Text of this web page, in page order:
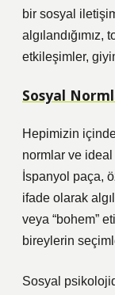
bir sosyal
etkileşimler,
Sosyal
Hepimizin
normlar ve ideal
İspanyol paça,
ifade olarak
veya “bohem”
bireylerin
Sosyal